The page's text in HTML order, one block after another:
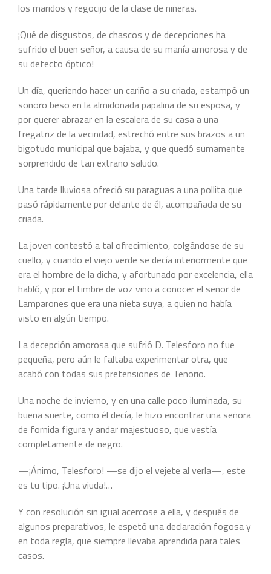
los maridos y regocijo de la clase de niñeras.
¡Qué de disgustos, de chascos y de decepciones ha
sufrido el buen señor, a causa de su manía amorosa y de
su defecto óptico!
Un día, queriendo hacer un cariño a su criada, estampó un
sonoro beso en la almidonada papalina de su esposa, y
por querer abrazar en la escalera de su casa a una
fregatriz de la vecindad, estrechó entre sus brazos a un
bigotudo municipal que bajaba, y que quedó sumamente
sorprendido de tan extraño saludo.
Una tarde lluviosa ofreció su paraguas a una pollita que
pasó rápidamente por delante de él, acompañada de su
criada.
La joven contestó a tal ofrecimiento, colgándose de su
cuello, y cuando el viejo verde se decía interiormente que
era el hombre de la dicha, y afortunado por excelencia, ella
habló, y por el timbre de voz vino a conocer el señor de
Lamparones que era una nieta suya, a quien no había
visto en algún tiempo.
La decepción amorosa que sufrió D. Telesforo no fue
pequeña, pero aún le faltaba experimentar otra, que
acabó con todas sus pretensiones de Tenorio.
Una noche de invierno, y en una calle poco iluminada, su
buena suerte, como él decía, le hizo encontrar una señora
de fornida figura y andar majestuoso, que vestía
completamente de negro.
—¡Ánimo, Telesforo! —se dijo el vejete al verla—, este
es tu tipo. ¡Una viuda!…
Y con resolución sin igual acercose a ella, y después de
algunos preparativos, le espetó una declaración fogosa y
en toda regla, que siempre llevaba aprendida para tales
casos.